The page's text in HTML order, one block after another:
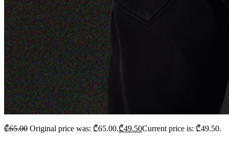
₾65.00 Original price was: ₾65.00.₾49.50Current price is: ₾49.50.